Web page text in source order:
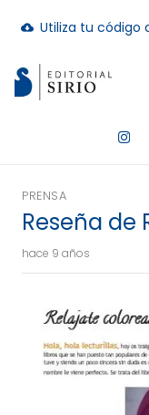
cloud_download Utiliza tu código
hay
PRENSA
Reseña de
hace 9 años